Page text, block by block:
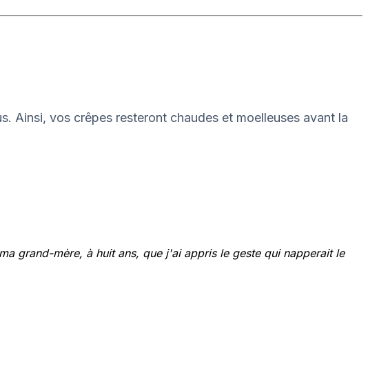
Ainsi, vos crêpes resteront chaudes et moelleuses avant la
grand-mère, à huit ans, que j'ai appris le geste qui napperait le